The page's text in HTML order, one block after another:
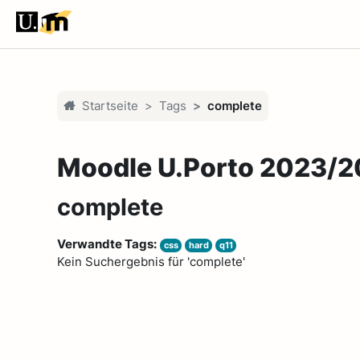
Zum Hauptinhalt
Startseite Tags complete
Moodle U.Porto 2023/
complete
Verwandte Tags: css hard q11
Kein Suchergebnis für 'complete'